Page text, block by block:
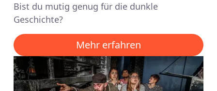
Bist du mutig genug für die dunkle
Geschichte?
Mehr erfahren
Image